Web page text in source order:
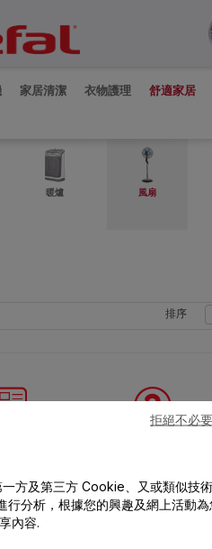
家居清潔 衣物護理 舒適家居
暖爐 風扇
排序
說明
方及第三方 Cookie、又或類似技
行分析，根據您的興趣及網上活動
內容.
拒絕不必